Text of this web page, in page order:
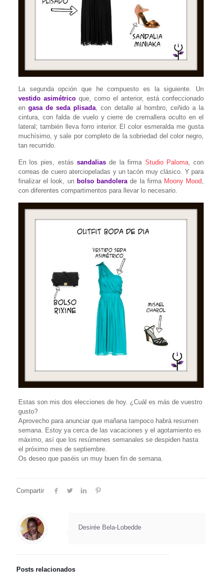
La segunda opción que he compuesto es la siguiente. Un
vestido asimétricoque, como el anterior, está confeccionado
en gasa de seda plisada , con detalle al hombro, ceñido a la
cintura, con falda de vuelo y cierre de cremallera oculto en el
lateral; también lleva forro interior. El color esmeralda me gusta
muchísimo, y sale por completo de la sobriedad del color negro,
tan recurrido.
En los pies, estássandalias de la firma Studio Paloma, con
correas de cuero aterciopeladas y un tacón muy clásico. Y para
finalizar el look, unbolso bandolera de la firma Moony Mood
con diferentes compartimentos para llevar lo necesario.
Estas son mis dos elecciones de hoy. ¿Cuál es más de vuestro
gusto?
Aprovecho para anunciar que mañana tampoco habrá resumen
semana. Estoy ya cerca de las vacaciones y el agotamiento es
máximo, así que los resúmenes semanales se despiden hasta
el próximo mes de septiembre.
Os deseo que paséis un muy buen fin de semana.
Compartir
Desirée Bela-Lobedde
Posts relacionados